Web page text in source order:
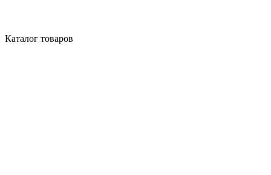
Каталог товаров